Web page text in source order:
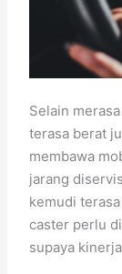
Selain
terasa berat
membawa
jarang
kemudi
caster perlu
supaya